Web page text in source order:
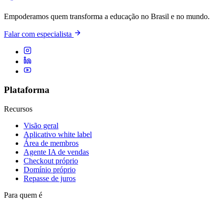
Empoderamos quem transforma a educação no Brasil e no mundo.
Falar com especialista
Plataforma
Recursos
Visão geral
Aplicativo white label
Área de membros
Agente IA de vendas
Checkout próprio
Domínio próprio
Repasse de juros
Para quem é